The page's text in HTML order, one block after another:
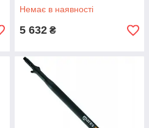
Немає в наявності
5 632 ₴